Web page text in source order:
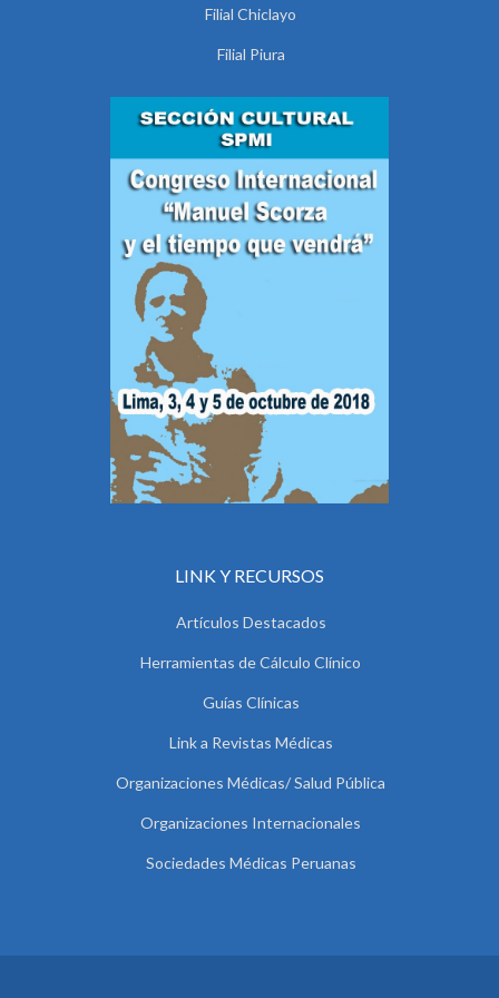
Filial Chiclayo
Filial Piura
LINK Y RECURSOS
Artículos Destacados
Herramientas de Cálculo Clínico
Guías Clínicas
Link a Revistas Médicas
Organizaciones Médicas/ Salud Pública
Organizaciones Internacionales
Sociedades Médicas Peruanas